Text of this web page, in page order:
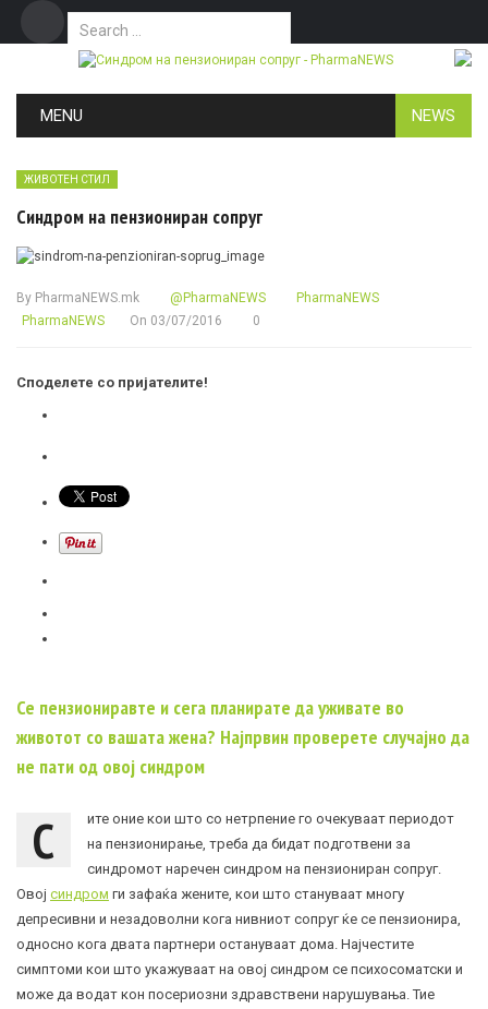
Search for:
MENU NEWS
ЖИВОТЕН СТИЛ
Синдром на пензиониран сопруг
By PharmaNEWS.mk @PharmaNEWS
PharmaNEWS
PharmaNEWS
On 03/07/2016 0
Споделете со пријателите!
Се пензиониравте и сега планирате да уживате во
животот со вашата жена? Најпрвин проверете случајно да
не пати од овој синдром
С
ите оние кои што со нетрпение го очекуваат периодот
на пензионирање, треба да бидат подготвени за
синдромот наречен синдром на пензиониран сопруг.
Овој синдром ги зафаќа жените, кои што стануваат многу
депресивни и незадоволни кога нивниот сопруг ќе се пензионира,
односно кога двата партнери остануваат дома. Најчестите
симптоми кои што укажуваат на овој синдром се психосоматски и
може да водат кон посериозни здравствени нарушувања. Тие